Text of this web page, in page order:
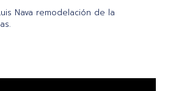
Nava remodelación de la